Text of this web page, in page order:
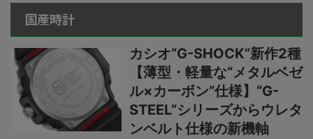
国産時計
カシオ“G-SHOCK”新作2種
【薄型・軽量な“メタルベゼ
ル×カーボン”仕様】“G-
STEEL”シリーズからウレタ
ンベルト仕様の新機軸